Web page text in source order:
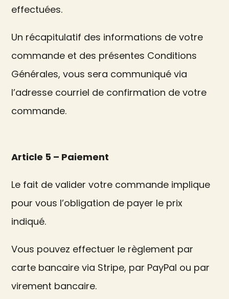
effectuées.
Un récapitulatif des informations de votre
commande et des présentes Conditions
Générales, vous sera communiqué via
l’adresse courriel de confirmation de votre
commande.
Article 5 – Paiement
Le fait de valider votre commande implique
pour vous l’obligation de payer le prix
indiqué.
Vous pouvez effectuer le règlement par
carte bancaire via Stripe, par PayPal ou par
virement bancaire.